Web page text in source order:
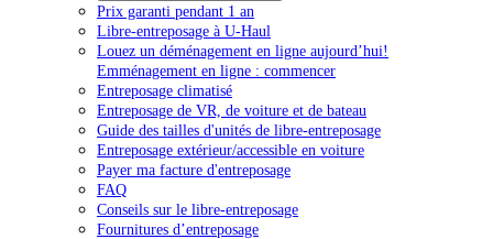
Prix garanti pendant 1 an
Libre-entreposage à U-Haul
Louez un déménagement en ligne aujourd’hui!
Emménagement en ligne : commencer
Entreposage climatisé
Entreposage de VR, de voiture et de bateau
Guide des tailles d'unités de libre-entreposage
Entreposage extérieur/accessible en voiture
Payer ma facture d'entreposage
FAQ
Conseils sur le libre-entreposage
Fournitures d’entreposage